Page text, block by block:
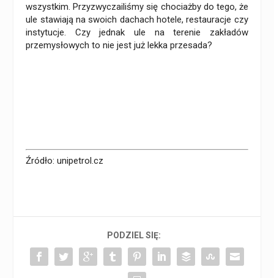
wszystkim. Przyzwyczailiśmy się chociażby do tego, że
ule stawiają na swoich dachach hotele, restauracje czy
instytucje. Czy jednak ule na terenie zakładów
przemysłowych to nie jest już lekka przesada?
Źródło:unipetrol.cz
PODZIEL SIĘ: